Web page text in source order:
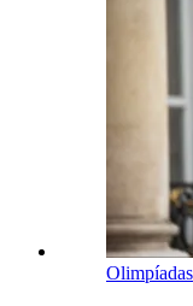
Olimpíadas